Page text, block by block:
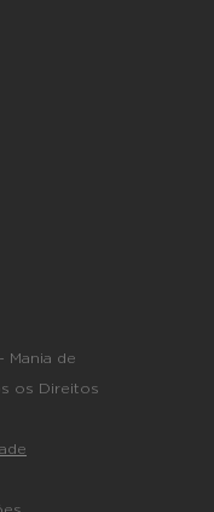
Mania de
os Direitos